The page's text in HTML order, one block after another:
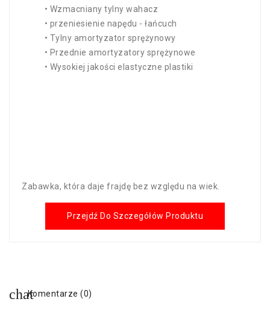
• Wzmacniany tylny wahacz
• przeniesienie napędu - łańcuch
• Tylny amortyzator sprężynowy
• Przednie amortyzatory sprężynowe
• Wysokiej jakości elastyczne plastiki
Zabawka, która daje frajdę bez względu na wiek.
Przejdź Do Szczegółów Produktu
Komentarze (0)